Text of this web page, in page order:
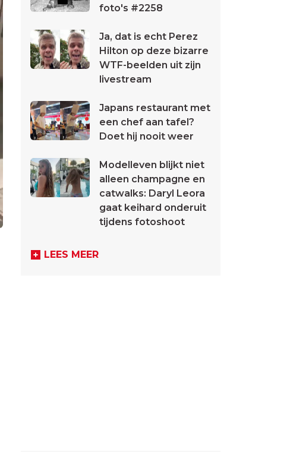
foto's #2258
Ja, dat is echt Perez
Hilton op deze bizarre
WTF-beelden uit zijn
livestream
Japans restaurant met
een chef aan tafel?
Doet hij nooit weer
Modelleven blijkt niet
alleen champagne en
catwalks: Daryl Leora
gaat keihard onderuit
tijdens fotoshoot
LEES MEER